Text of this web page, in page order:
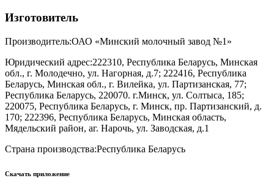
Изготовитель
Производитель:ОАО «Минский молочный завод №1»
Юридический адрес:222310, Республика Беларусь, Минская
обл., г. Молодечно, ул. Нагорная, д.7; 222416, Республика
Беларусь, Минская обл., г. Вилейка, ул. Партизанская, 77;
Республика Беларусь, 220070. г.Минск, ул. Солтыса, 185;
220075, Республика Беларусь, г. Минск, пр. Партизанский, д.
170; 222396, Республика Беларусь, Минская область,
Мядельский район, аг. Нарочь, ул. Заводская, д.1
Страна производства:Республика Беларусь
Скачать приложение